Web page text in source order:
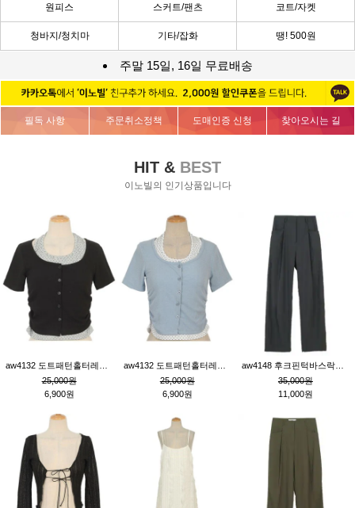
원피스 스커트/팬츠 코트/자켓
청바지/청치마 기타/잡화 땡! 500원
주말 15일, 16일 무료배송
필독 사항 주문취소정책 도매인증 신청 찾아오시는 길
HIT & BEST
이노빌의 인기상품입니다
25,000원
6,900원
25,000원
6,900원
35,000원
11,000원